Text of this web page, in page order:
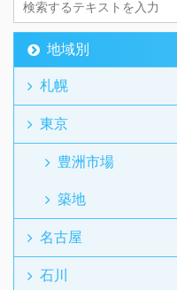
地域別
札幌
東京
豊洲市場
築地
名古屋
石川